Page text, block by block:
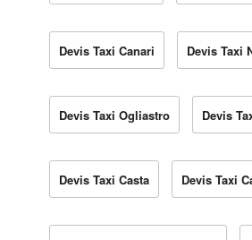
Devis Taxi Canari Devis Taxi
Devis Taxi Ogliastro Devis
Devis Taxi Casta Devis Taxi